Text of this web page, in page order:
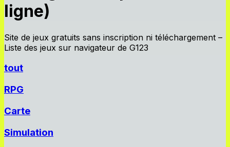
ligne)
Site de jeux gratuits sans inscription ni téléchargement –
Liste des jeux sur navigateur de G123
tout
RPG
Carte
Simulation